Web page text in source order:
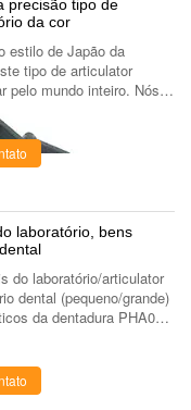
precisão tipo de
da cor
estilo de Japão da
tipo de articulator
pelo mundo inteiro. Nós
tipos de articulator,
bronze, o ...
laboratório, bens
do laboratório/articulator
dental (pequeno/grande)
da dentadura PHA002